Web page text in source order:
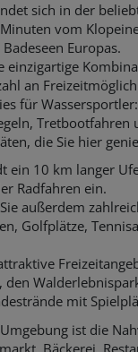
sich in der
vom
Europas.
einzigartige
an
für
Tretbootfahren
die Sie hier
ein 10 km langer
Radfahren ein.
außerdem
Golfplätze,
den
mit
ist die
Bäckerei,